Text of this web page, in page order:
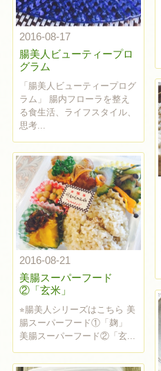
2016-08-17
腸美人ビューティープロ
グラム
「腸美人ビューティープログ
ラム」 腸内フローラを整え
る食生活、ライフスタイル、
思考...
2016-08-21
美腸スーパーフード
②「玄米」
⭐︎腸美人シリーズはこちら 美
腸スーパーフード①「麹」
美腸スーパーフード②「玄...